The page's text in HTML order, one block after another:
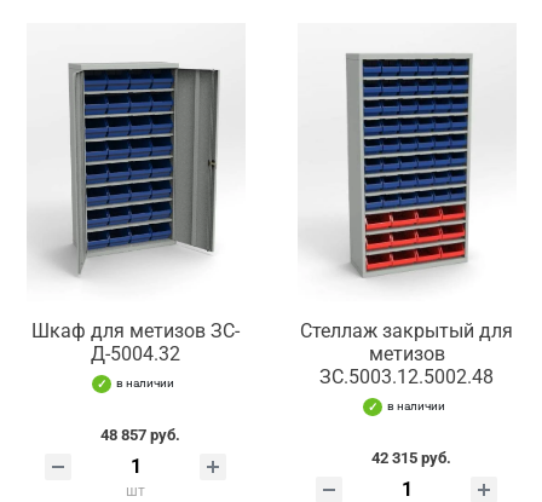
Шкаф для метизов ЗС-
Д-5004.32
в наличии
48 857 руб.
шт
Стеллаж закрытый для
метизов
ЗС.5003.12.5002.48
в наличии
42 315 руб.